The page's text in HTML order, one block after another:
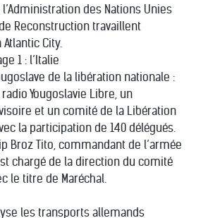
des Nations Unies
Reconstruction travaillent
City.
1 : l’Italie
de la libération nationale :
Yougoslavie Libre, un
et un comité de la Libération
la participation de 140 délégués.
Broz Tito, commandant de l’armée
chargé de la direction du comité
le titre de Maréchal.
les transports allemands